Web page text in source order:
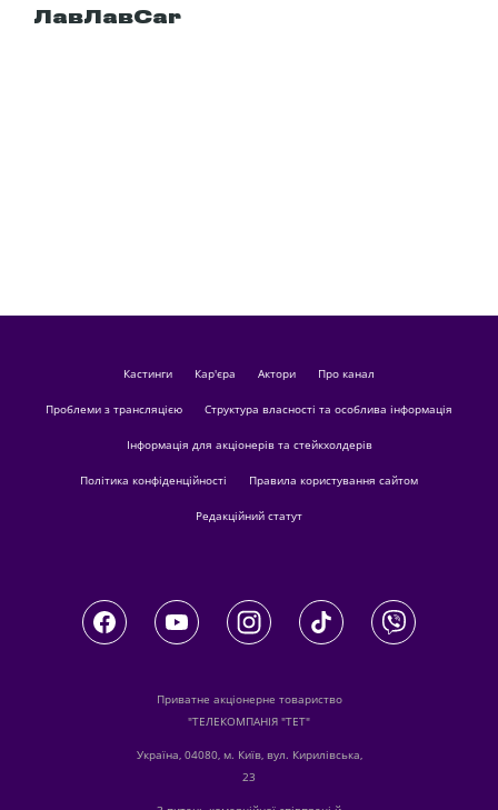
ЛавЛавCar
кастинги Кар'єра актори Про канал
Проблеми з трансляцією Структура власності та особлива інформація
Інформація для акціонерів та стейкхолдерів
Політика конфіденційності Правила користування сайтом
Редакційний статут
Приватне акціонерне товариство
"ТЕЛЕКОМПАНІЯ "ТЕТ"
Україна, 04080, м. Київ, вул. Кирилівська,
23